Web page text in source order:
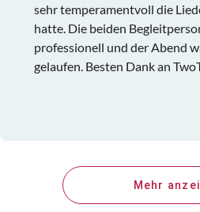
sehr temperamentvoll die
hatte. Die beiden
professionell und der Abend
gelaufen. Besten Dank an
Mehr